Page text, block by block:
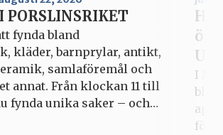
PORSLINSRIKET
fynda bland
kläder, barnprylar, antikt,
samlaföremål och
annat. Från klockan 11 till
fynda unika saker – och
bra klipp? Hela
I